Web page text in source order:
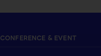
CONFERENCE & EVENT